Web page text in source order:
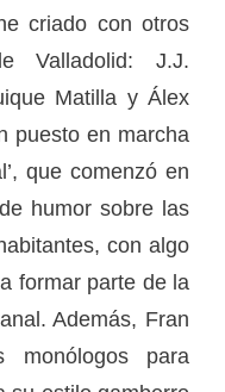
criado con otros
Valladolid: J.J.
Matilla y Álex
puesto en marcha
que comenzó en
humor sobre las
con algo
formar parte de la
Además, Fran
para